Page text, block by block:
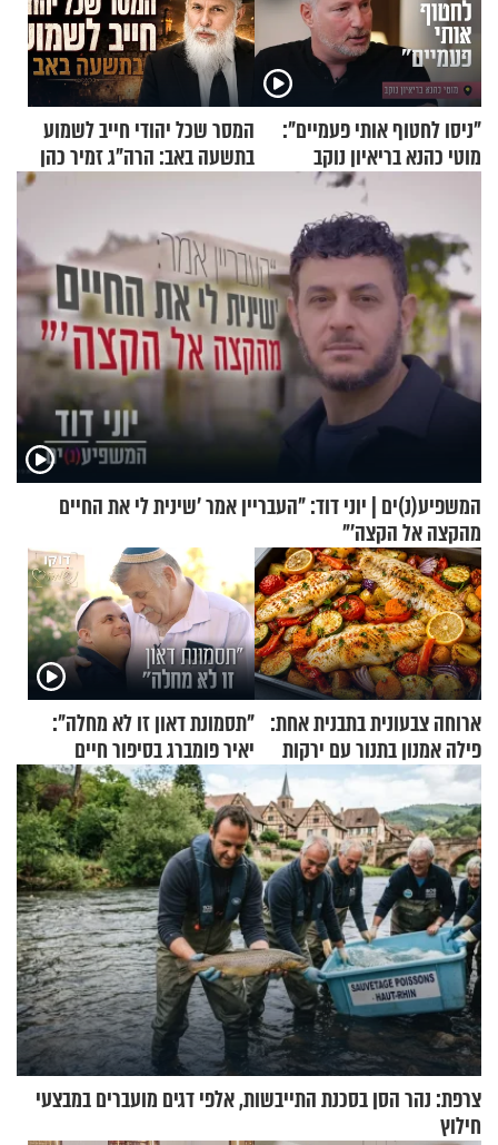
"ניסו לחטוף אותי פעמיים":
מוטי כהנא בריאיון נוקב
המסר שכל יהודי חייב לשמוע
בתשעה באב: הרה"ג זמיר כהן
המשפיע(נ)ים | יוני דוד: "העבריין אמר 'שינית לי את החיים
מהקצה אל הקצה'"
ארוחה צבעונית בתבנית אחת:
פילה אמנון בתנור עם ירקות
"תסמונת דאון זו לא מחלה":
יאיר פומברג בסיפור חיים
מעורר השראה
צרפת: נהר הסן בסכנת התייבשות, אלפי דגים מועברים במבצעי
חילוץ